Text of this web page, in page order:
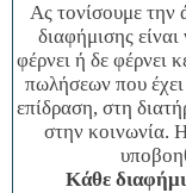
Ας τονίσουμε
διαφήμισης
φέρνει ή δε φέρνει
πωλήσεων που έχει
επίδραση, στη
στην κοινωνία.
Κάθε